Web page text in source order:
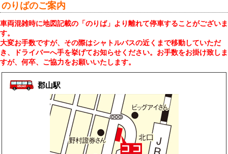
のりばのご案内
車両混雑時に地図記載の「のりば」より離れて停車することがございま
す。
大変お手数ですが、その際はシャトルバスの近くまで移動していただ
き、ドライバーへ手を挙げてお知らせください。お手数をお掛け致しま
すが、何卒、ご協力をお願いいたします。
郡山駅